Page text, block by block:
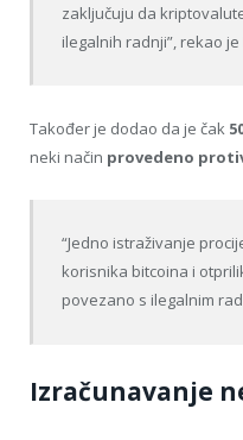
zaključuju da
ilegalnih radnji”, rekao
Također je dodao da je čak
neki način provedeno
“Jedno istraživanje
korisnika bitcoina i
povezano s ilegalnim
Izračunavanje